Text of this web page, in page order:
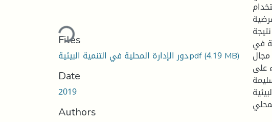
Loading...
Files
دور الإدارة المحلية في التنمية البيئية.pdf(4.19 MB)
Date
2019
Authors
في
على